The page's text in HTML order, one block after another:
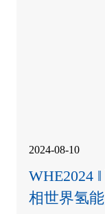
2024-08-10
WHE2024
相世界氢